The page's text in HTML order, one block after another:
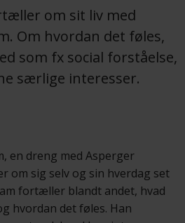
om sit liv med
Om hvordan det føles,
som fx social forståelse,
særlige interesser.
en dreng med Asperger
om sig selv og sin hverdag set
fortæller blandt andet, hvad
hvordan det føles. Han